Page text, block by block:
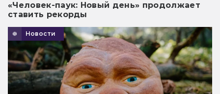
«Человек-паук: Новый день» продолжает
ставить рекорды
Новости